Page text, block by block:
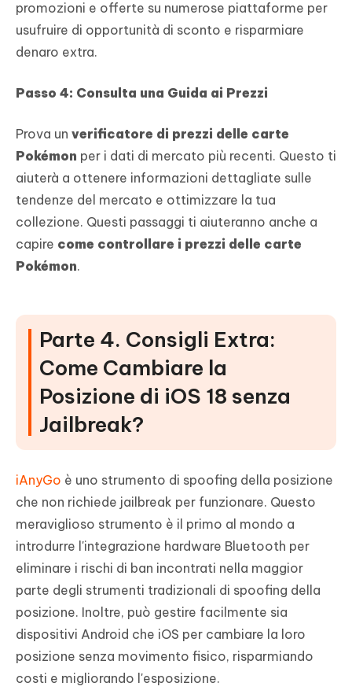
promozioni e offerte su numerose piattaforme per
usufruire di opportunità di sconto e risparmiare
denaro extra.
Passo 4: Consulta una Guida ai Prezzi
Prova un verificatore di prezzi delle carte
Pokémon per i dati di mercato più recenti. Questo ti
aiuterà a ottenere informazioni dettagliate sulle
tendenze del mercato e ottimizzare la tua
collezione. Questi passaggi ti aiuteranno anche a
capire come controllare i prezzi delle carte
Pokémon.
Parte 4. Consigli Extra:
Come Cambiare la
Posizione di iOS 18 senza
Jailbreak?
iAnyGo è uno strumento di spoofing della posizione
che non richiede jailbreak per funzionare. Questo
meraviglioso strumento è il primo al mondo a
introdurre l'integrazione hardware Bluetooth per
eliminare i rischi di ban incontrati nella maggior
parte degli strumenti tradizionali di spoofing della
posizione. Inoltre, può gestire facilmente sia
dispositivi Android che iOS per cambiare la loro
posizione senza movimento fisico, risparmiando
costi e migliorando l'esposizione.